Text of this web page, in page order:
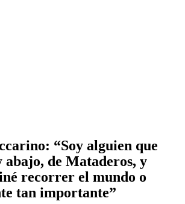
“Soy alguien que
abajo, de Mataderos, y
recorrer el mundo o
tan importante”